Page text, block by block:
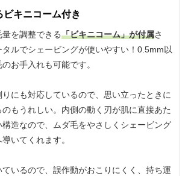
キニコーム付き
を調整できる「ビキニコーム」が付属さ
ルでシェービングが使いやすい！0.5mm以
お手入れも可能です。
にも対応しているので、思い立ったときに
もうれしい。内側の動く刃が肌に直接あた
構造なので、ムダ毛をやさしくシェービング
いてくれます。
いるので、誤作動がおこりにくく、持ち運